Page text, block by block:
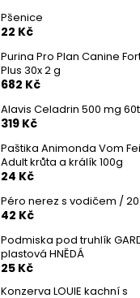
Pšenice
22 Kč
Purina Pro Plan Canine
Plus 30x 2 g
682 Kč
Alavis Celadrin 500 mg
319 Kč
Paštika Animonda Vom
Adult krůta a králík 100g
24 Kč
Péro nerez s vodičem /
42 Kč
Podmiska pod truhlík
plastová HNĚDÁ
25 Kč
Konzerva LOUIE kachní s